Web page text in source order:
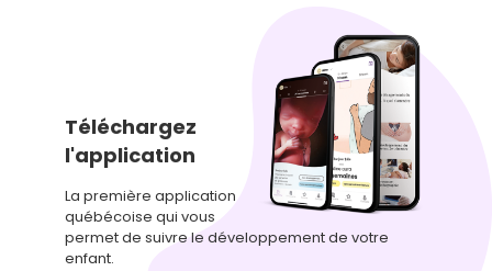
Téléchargez
l'application
La première application
québécoise qui vous
permet de suivre le développement de votre
enfant.